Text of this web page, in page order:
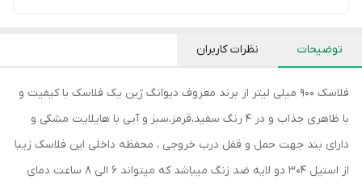
توضیحات نظرات کاربران
فلاسک 900 میلی لیتر از برند معروف دیوانگ ژین یک فلاسک با کیفیت و
با ظاهری جذاب و در 4 رنگ سفید،قرمز،سبز و آبی با هایلایت مشکی و
دارای بند جهت حمل و قفل درب خروجی ، محفظه داخلی این فلاسک زیبا
از استیل 304 دو لایه ضد زنگ میباشد که میتواند 6 الی 8 ساعت دمای